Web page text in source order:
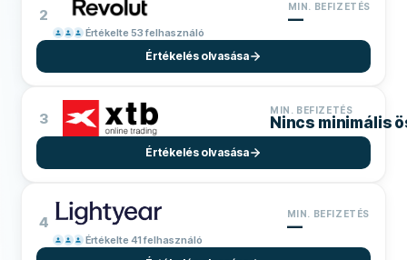
2
Értékelte 53 felhasználó
MIN. BEFIZETÉS
—
Értékelés olvasása
3 MIN. BEFIZETÉS
Nincs minimális
Értékelés olvasása
4
Értékelte 41 felhasználó
MIN. BEFIZETÉS
—